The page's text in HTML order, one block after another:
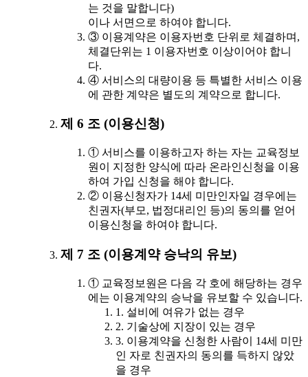
는 것을 말합니다)
이나 서면으로 하여야 합니다.
③ 이용계약은 이용자번호 단위로 체결하며,
체결단위는 1 이용자번호 이상이어야 합니
다.
④ 서비스의 대량이용 등 특별한 서비스 이용
에 관한 계약은 별도의 계약으로 합니다.
제 6 조 (이용신청)
① 서비스를 이용하고자 하는 자는 교육정보
원이 지정한 양식에 따라 온라인신청을 이용
하여 가입 신청을 해야 합니다.
② 이용신청자가 14세 미만인자일 경우에는
친권자(부모, 법정대리인 등)의 동의를 얻어
이용신청을 하여야 합니다.
제 7 조 (이용계약 승낙의 유보)
① 교육정보원은 다음 각 호에 해당하는 경우
에는 이용계약의 승낙을 유보할 수 있습니다.
1. 설비에 여유가 없는 경우
2. 기술상에 지장이 있는 경우
3. 이용계약을 신청한 사람이 14세 미만
인 자로 친권자의 동의를 득하지 않았
을 경우